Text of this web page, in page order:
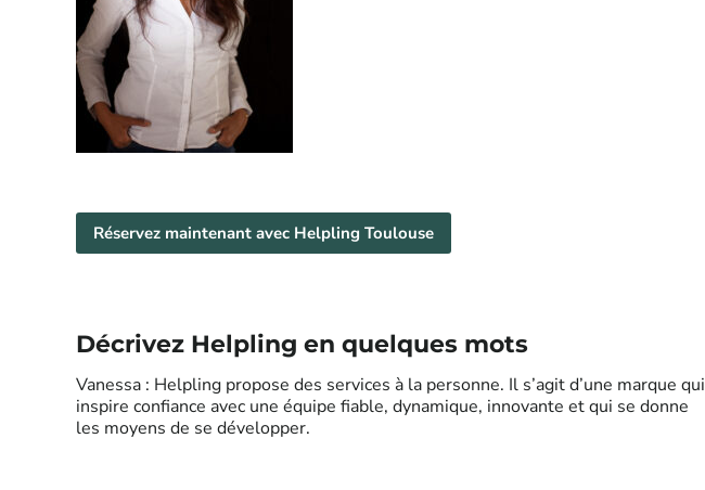
Réservez maintenant avec Helpling Toulouse
Décrivez Helpling en quelques mots
Vanessa : Helpling propose des services à la personne. Il s’agit d’une marque qui
inspire confiance avec une équipe fiable, dynamique, innovante et qui se donne
les moyens de se développer.